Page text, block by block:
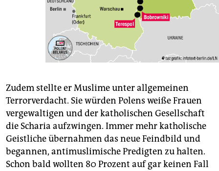
Zudem stellte er Muslime unter allgemeinen
Terrorverdacht. Sie würden Polens weiße Frauen
vergewaltigen und der katholischen Gesellschaft
die Scharia aufzwingen. Immer mehr katholische
Geistliche übernahmen das neue Feindbild und
begannen, antimuslimische Predigten zu halten.
Schon bald wollten 80 Prozent auf gar keinen Fall